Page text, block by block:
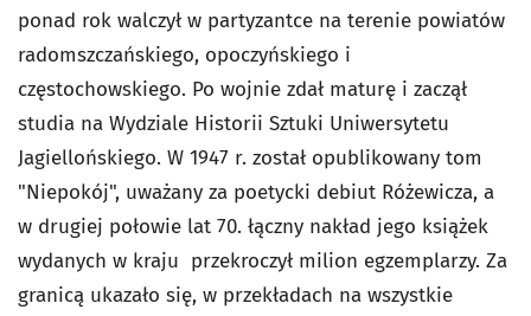
ponad rok walczył w partyzantce na terenie powiatów
radomszczańskiego, opoczyńskiego i
częstochowskiego. Po wojnie zdał maturę i zaczął
studia na Wydziale Historii Sztuki Uniwersytetu
Jagiellońskiego. W 1947 r. został opublikowany tom
"Niepokój", uważany za poetycki debiut Różewicza, a
w drugiej połowie lat 70. łączny nakład jego książek
wydanych w kraju przekroczył milion egzemplarzy. Za
granicą ukazało się, w przekładach na wszystkie